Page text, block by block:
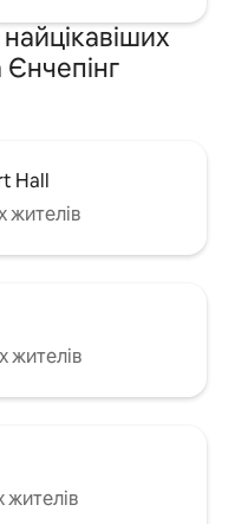
Єнчепінг
Hall
жителів
жителів
жителів